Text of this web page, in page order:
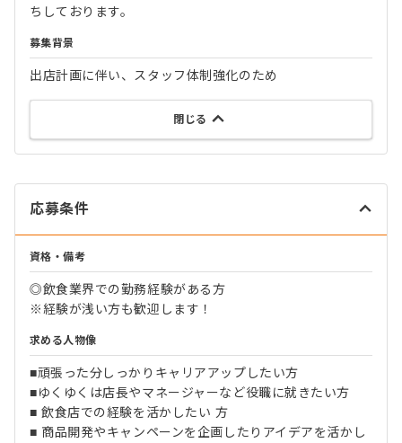
ちしております。
募集背景
出店計画に伴い、スタッフ体制強化のため
閉じる
応募条件
資格・備考
◎飲食業界での勤務経験がある方
※経験が浅い方も歓迎します！
求める人物像
■頑張った分しっかりキャリアアップしたい方
■ゆくゆくは店長やマネージャーなど役職に就きたい方
■ 飲食店での経験を活かしたい 方
■ 商品開発やキャンペーンを企画したりアイデアを活かし